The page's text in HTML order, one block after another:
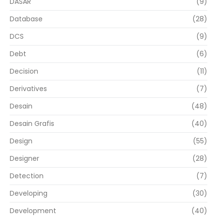
Database
(28)
DCS
(9)
Debt
(6)
Decision
(11)
Derivatives
(7)
Desain
(48)
Desain Grafis
(40)
Design
(55)
Designer
(28)
Detection
(7)
Developing
(30)
Development
(40)